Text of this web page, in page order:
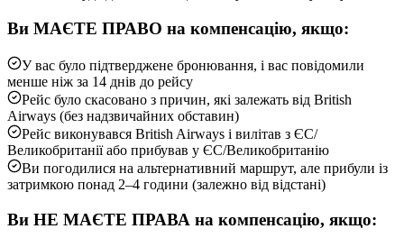
Ви МАЄТЕ ПРАВО на компенсацію, якщо:
У вас було підтверджене бронювання, і вас повідомили
менше ніж за 14 днів до рейсу
Рейс було скасовано з причин, які залежать від British
Airways (без надзвичайних обставин)
Рейс виконувався British Airways і вилітав з ЄС/
Великобританії або прибував у ЄС/Великобританію
Ви погодилися на альтернативний маршрут, але прибули із
затримкою понад 2–4 години (залежно від відстані)
Ви НЕ МАЄТЕ ПРАВА на компенсацію, якщо: